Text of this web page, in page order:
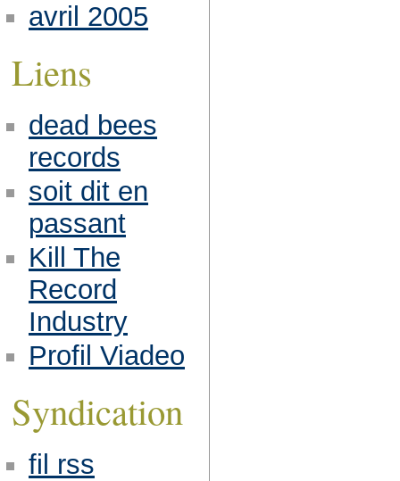
avril 2005
Liens
dead bees
records
soit dit en
passant
Kill The
Record
Industry
Profil Viadeo
Syndication
fil rss